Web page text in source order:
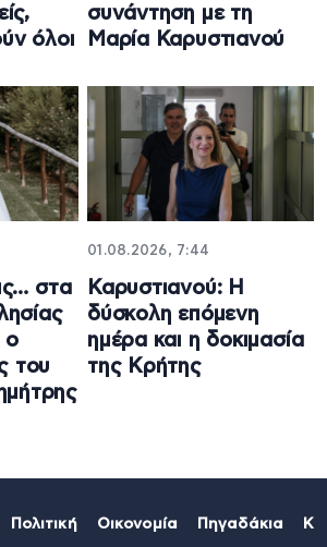
όλοι
συνάντηση με τη
Μαρία Καρυστιανού
στα
ο
του
01.08.2026, 7:44
Καρυστιανού: Η
δύσκολη επόμενη
ημέρα και η δοκιμασία
της Κρήτης
Πολιτική Οικονομία Πηγαδάκια